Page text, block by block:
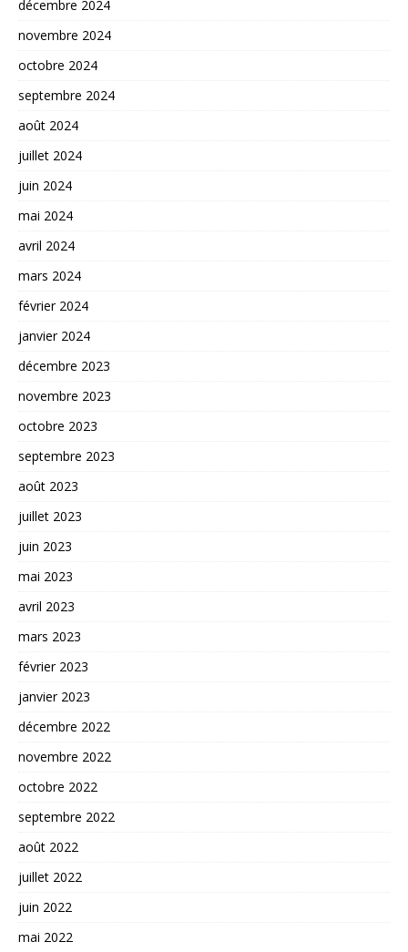
décembre 2024
novembre 2024
octobre 2024
septembre 2024
août 2024
juillet 2024
juin 2024
mai 2024
avril 2024
mars 2024
février 2024
janvier 2024
décembre 2023
novembre 2023
octobre 2023
septembre 2023
août 2023
juillet 2023
juin 2023
mai 2023
avril 2023
mars 2023
février 2023
janvier 2023
décembre 2022
novembre 2022
octobre 2022
septembre 2022
août 2022
juillet 2022
juin 2022
mai 2022